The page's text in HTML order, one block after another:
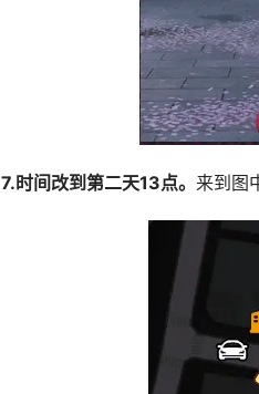
7.时间改到第二天13点。 来到图